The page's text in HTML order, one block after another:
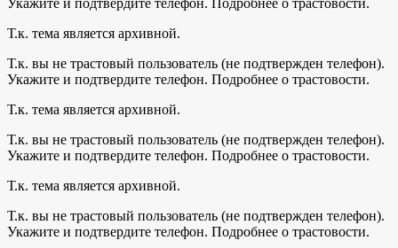
Т.к. тема является архивной.
Т.к. вы не трастовый пользователь (не подтвержден телефон).
Укажите и подтвердите телефон. Подробнее о трастовости.
Т.к. тема является архивной.
Т.к. вы не трастовый пользователь (не подтвержден телефон).
Укажите и подтвердите телефон. Подробнее о трастовости.
Т.к. тема является архивной.
Т.к. вы не трастовый пользователь (не подтвержден телефон).
Укажите и подтвердите телефон. Подробнее о трастовости.